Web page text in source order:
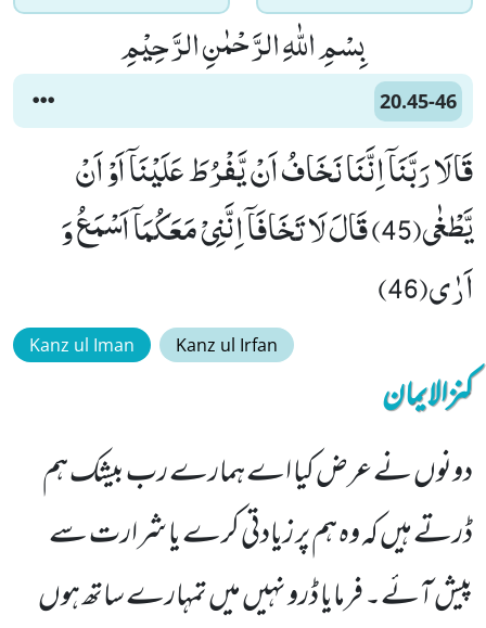
بِسْمِ اللّٰهِ الرَّحْمٰنِ الرَّحِیْمِ
20.45-46
قَالَا رَبَّنَاۤ اِنَّنَا نَخَافُ اَنْ یَّفْرُطَ عَلَیْنَاۤ اَوْ اَنْ
یَّطْغٰى(45) قَالَ لَا تَخَافَاۤ اِنَّنِیْ مَعَكُمَاۤ اَسْمَعُ وَ
اَرٰى(46)
Kanz ul Iman Kanz ul Irfan
کنزالایمان
دونوں نے عرض کیا اے ہمارے رب بیشک ہم
ڈرتے ہیں کہ وہ ہم پر زیادتی کرے یا شرارت سے
پیش آئے۔ فرمایا ڈرو نہیں میں تمہارے ساتھ ہوں